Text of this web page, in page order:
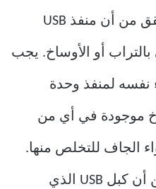
بالنسبة لاتصالات USB ، تحقق من أن منفذ USB
أو الأوساخ. يجب
نفسه لمنفذ وحدة
موجودة في أي من
الجاف للتخلص منها.
يجب عليك أيضًا التحقق من أن كبل USB الذي